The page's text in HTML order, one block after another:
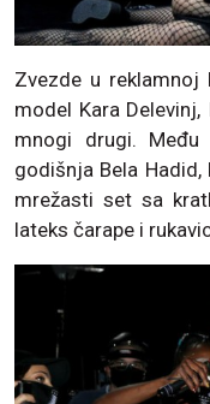
Zvezde u reklamnoj
model Kara
mnogi drugi.
godišnja Bela
mrežasti set sa
lateks čarape i